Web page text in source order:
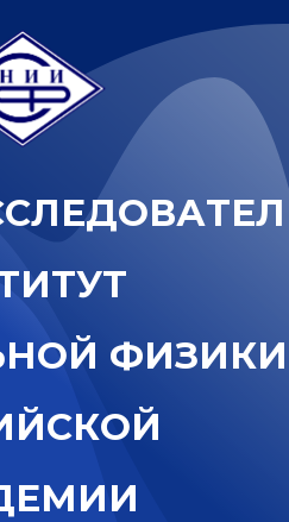
СЛЕДОВАТЕЛ
ИТУТ
НОЙ ФИЗИКИ
ЙСКОЙ
ЕМИИ